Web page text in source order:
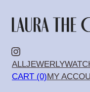
텐
츠
로
Instagram
ALLJEWERLY
CART (0)MY